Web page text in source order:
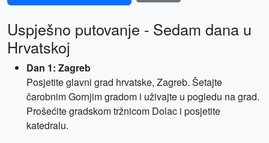
Uspješno putovanje - Sedam dana u
Hrvatskoj
Dan 1: Zagreb
Posjetite glavni grad hrvatske, Zagreb. Šetajte
čarobnim Gornjim gradom i uživajte u pogledu na grad.
Prošećite gradskom tržnicom Dolac i posjetite
katedralu.